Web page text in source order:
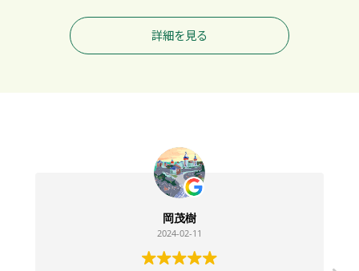
詳細を見る
岡茂樹
2024-02-11